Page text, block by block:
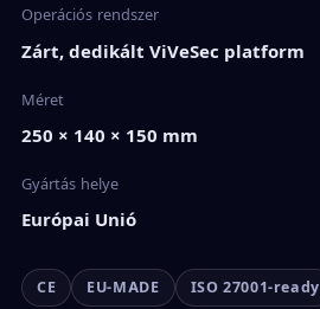
Operációs rendszer
Zárt, dedikált ViVeSec platform
Méret
250 × 140 × 150 mm
Gyártás helye
Európai Unió
CE EU-MADE ISO 27001-ready